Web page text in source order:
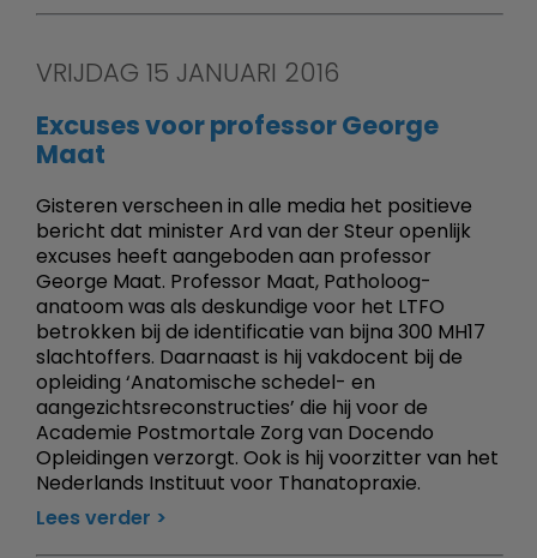
VRIJDAG 15 JANUARI 2016
Excuses voor professor George
Maat
Gisteren verscheen in alle media het positieve
bericht dat minister Ard van der Steur openlijk
excuses heeft aangeboden aan professor
George Maat. Professor Maat, Patholoog-
anatoom was als deskundige voor het LTFO
betrokken bij de identificatie van bijna 300 MH17
slachtoffers. Daarnaast is hij vakdocent bij de
opleiding ‘Anatomische schedel- en
aangezichtsreconstructies’ die hij voor de
Academie Postmortale Zorg van Docendo
Opleidingen verzorgt. Ook is hij voorzitter van het
Nederlands Instituut voor Thanatopraxie.
Lees verder